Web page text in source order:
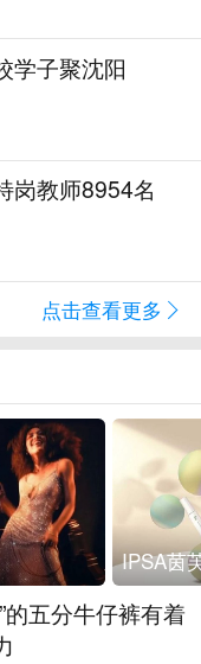
学子聚沈阳
岗教师8954名
点击查看更多
的五分牛仔裤有着